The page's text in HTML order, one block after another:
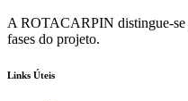
A ROTACARPIN distingue-se
fases do projeto.
Links Úteis